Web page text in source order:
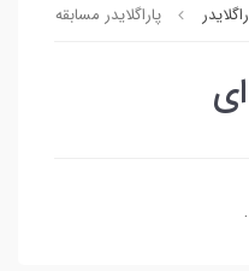
پاراگلایدر مسابقه ای